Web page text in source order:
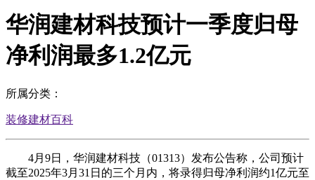
华润建材科技预计一季度归母
净利润最多1.2亿元
所属分类：
装修建材百科
4月9日，华润建材科技（01313）发布公告称，公司预计
截至2025年3月31日的三个月内，将录得归母净利润约1亿元至